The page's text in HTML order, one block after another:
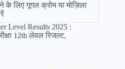
के लिए गूगल क्रोम या मोज़िला
Level Results 2025 :
12th लेवल रिजल्ट,